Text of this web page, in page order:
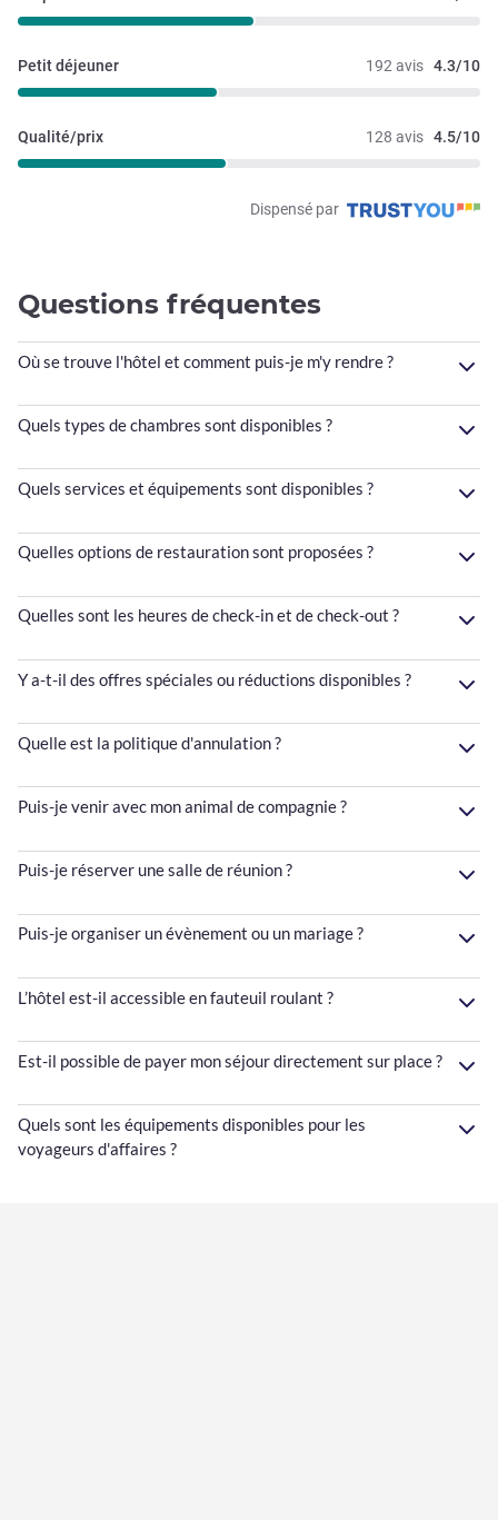
192 avis 4.3/10
Petit déjeuner
128 avis 4.5/10
Qualité/prix
Dispensé par
Questions fréquentes
Où se trouve l'hôtel et comment puis-je m'y rendre ?
Quels types de chambres sont disponibles ?
Quels services et équipements sont disponibles ?
Quelles options de restauration sont proposées ?
Quelles sont les heures de check-in et de check-out ?
Y a-t-il des offres spéciales ou réductions disponibles ?
Quelle est la politique d'annulation ?
Puis-je venir avec mon animal de compagnie ?
Puis-je réserver une salle de réunion ?
Puis-je organiser un évènement ou un mariage ?
L’hôtel est-il accessible en fauteuil roulant ?
Est-il possible de payer mon séjour directement sur place ?
Quels sont les équipements disponibles pour les
voyageurs d'affaires ?